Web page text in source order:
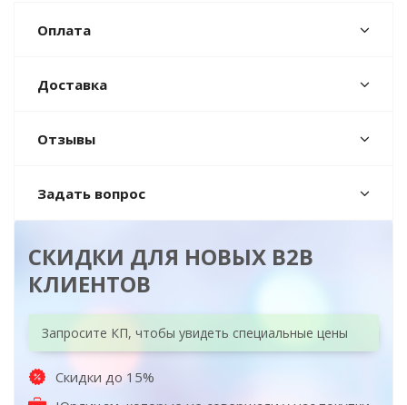
Оплата
Доставка
Отзывы
Задать вопрос
СКИДКИ ДЛЯ НОВЫХ B2B
КЛИЕНТОВ
Запросите КП, чтобы увидеть специальные цены
Скидки до 15%